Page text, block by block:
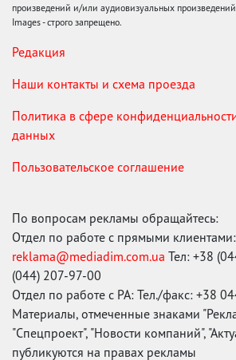
произведений и/или аудиовизуальных
Images - строго запрещено.
Редакция
Наши контакты и схема проезда
Политика в сфере
данных
Пользовательское соглашение
По вопросам рекламы обращайтесь:
Отдел по работе с прямыми клиентами:
reklama@mediadim.com.ua Тел: +38
(044) 207-97-00
Отдел по работе с РА: Тел./факс: +38
Материалы, отмеченные знаками
"Спецпроект", "Новости компаний",
публикуются на правах рекламы